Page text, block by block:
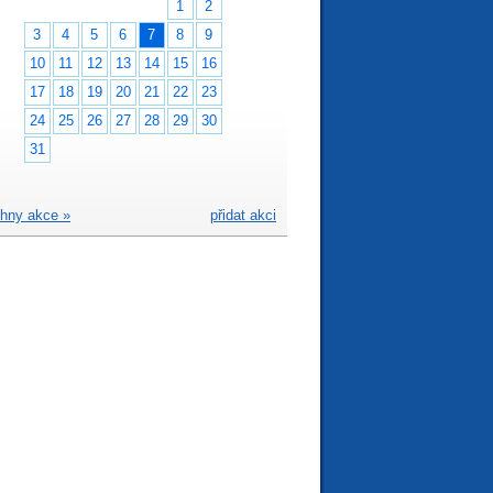
1
2
3
4 5 6 7 8
9
10
11 12 13 14 15
16
17
18 19 20 21 22
23
24
25 26 27 28 29
30
31
přidat akci
akce »